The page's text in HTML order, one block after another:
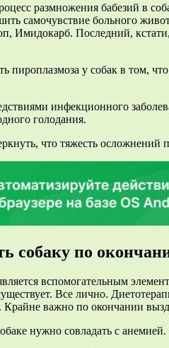
размножения бабезий в
самочувствие больного
Имидокарб. Последний,
пироплазмоза у собак в том,
инфекционного
голодания.
что тяжесть осложнений
собаку по
вспомогательным
Все лично.
Крайне важно по окончании
нужно совладать с анемией.